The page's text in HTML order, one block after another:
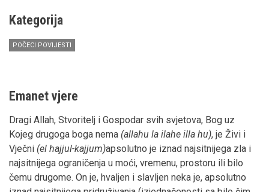
Kategorija
POČECI POVIJESTI
Emanet vjere
Dragi Allah, Stvoritelj i Gospodar svih svjetova, Bog uz
Kojeg drugoga boga nema (allahu la ilahe illa hu), je Živi i
Vječni (el hajjul-kajjum)apsolutno je iznad najsitnijega zla i
najsitnijega ograničenja u moći, vremenu, prostoru ili bilo
čemu drugome. On je, hvaljen i slavljen neka je, apsolutno